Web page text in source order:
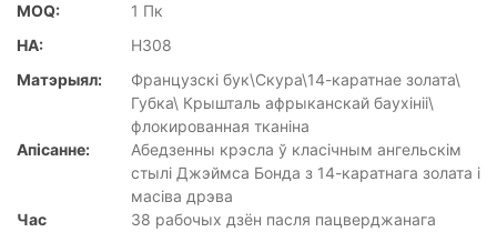
MOQ:
1 Пк
НА:
H308
Матэрыял:
Французскі бук\Скура\14-каратнае золата\
Губка\ Крышталь афрыканскай баухініі\
флокированная тканіна
Апісанне:
Абедзенны крэсла ў класічным ангельскім
стылі Джэймса Бонда з 14-каратнага золата і
масіва дрэва
Час
38 рабочых дзён пасля пацверджанага